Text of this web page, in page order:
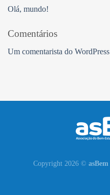
Olá, mundo!
Comentários
Um comentarista do WordPress
Copyright 2026 © asBem